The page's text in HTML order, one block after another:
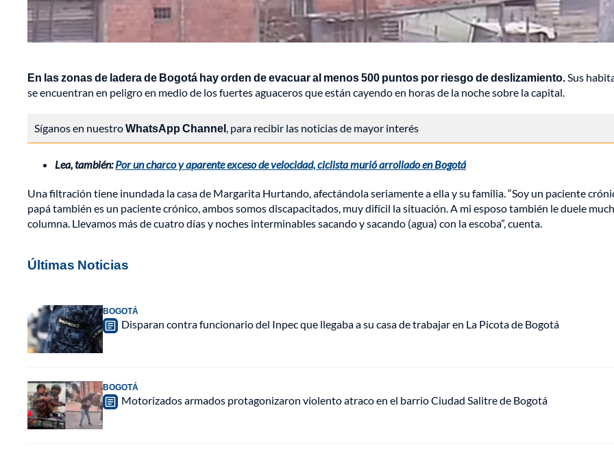
En las zonas de ladera de Bogotá hay orden de evacuar al menos 500 puntos por riesgo de deslizamiento.Sus
se encuentran en peligro en medio de los fuertes aguaceros que están cayendo en horas de la noche sobre la capital.
Síganos en nuestroWhatsApp Channel, para recibir las noticias de mayor interés
Lea, también:Por un charco y aparente exceso de velocidad, ciclista murió arrollado en Bogotá
Una filtración tiene inundada la casa de Margarita Hurtando, afectándola seriamente a ella y su familia. “Soy un paciente
papá también es un paciente crónico, ambos somos discapacitados, muy difícil la situación. A mi esposo también le duele
columna. Llevamos más de cuatro días y noches interminables sacando y sacando (agua) con la escoba”, cuenta.
Últimas Noticias
BOGOTÁ
Disparan contra funcionario del Inpec que llegaba a su casa de trabajar en La Picota de Bogotá
BOGOTÁ
Motorizados armados protagonizaron violento atraco en el barrio Ciudad Salitre de Bogotá